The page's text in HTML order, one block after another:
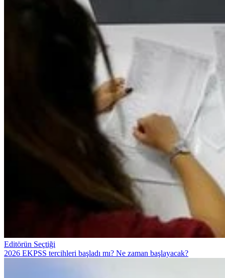
Editörün Seçtiği
2026 EKPSS tercihleri başladı mı? Ne zaman başlayacak?